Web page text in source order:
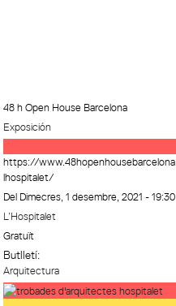
48 h Open House Barcelona
Exposición
https://
lhospitalet/
Del Dimecres, 1 desembre, 2021 - 19:30
L’Hospitalet
Gratuït
Butlletí:
Arquitectura